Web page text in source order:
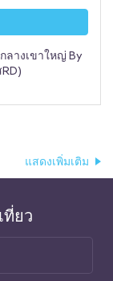
ลางเขาใหญ่ By
แสดงเพิ่มเติม
ที่ยว